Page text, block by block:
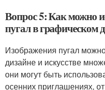
Вопрос 5: Как можно
пугал в графическом
Изображения пугал
дизайне и искусстве
они могут быть
осенних приглашениях,